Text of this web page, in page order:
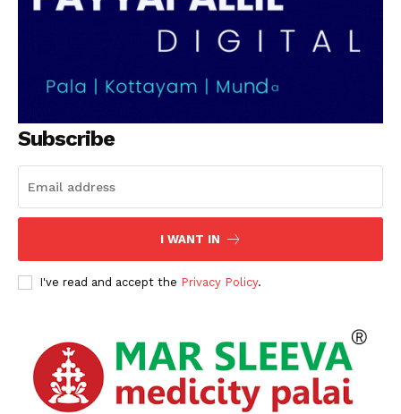
Subscribe
I WANT IN
I've read and accept the Privacy Policy.